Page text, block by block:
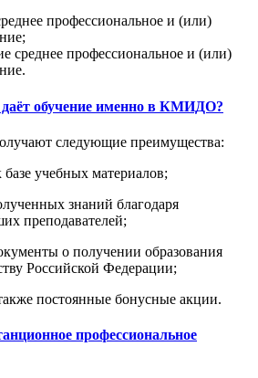
профессиональное и (или)
среднее профессиональное и (или)
обучение именно в КМИДО?
следующие преимущества:
учебных материалов;
знаний благодаря
преподавателей;
о получении образования
Российской Федерации;
постоянные бонусные акции.
профессиональное